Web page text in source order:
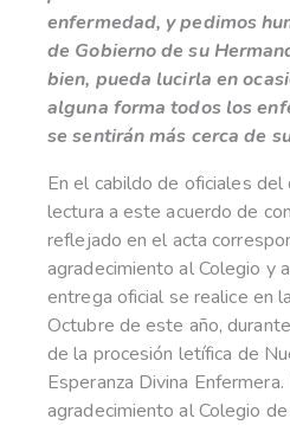
enfermedad, y pedimos
de Gobierno de su
bien, pueda lucirla en
alguna forma todos los
se sentirán más cerca de
En el cabildo de oficiales
lectura a este acuerdo de
reflejado en el acta
agradecimiento al Colegio y
entrega oficial se realice en
Octubre de este año,
de la procesión letífica de
Esperanza Divina
agradecimiento al Colegio